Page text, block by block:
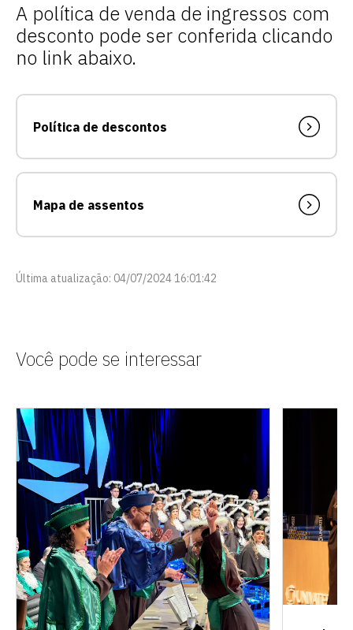
A política de venda de ingressos com
desconto pode ser conferida clicando
no link abaixo.
Política de descontos
Mapa de assentos
Última atualização: 04/07/2024 16:01:42
Você pode se interessar
Escolha a vaga que você